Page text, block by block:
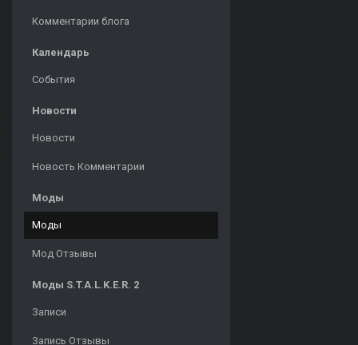
Комментарии блога
Календарь
События
Новости
Новости
Новость Комментарии
Моды
Моды
Мод Отзывы
Моды S.T.A.L.K.E.R. 2
Записи
Запись Отзывы